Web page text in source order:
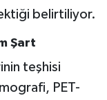
belirtiliyor.
Şart
teşhisi
PET-